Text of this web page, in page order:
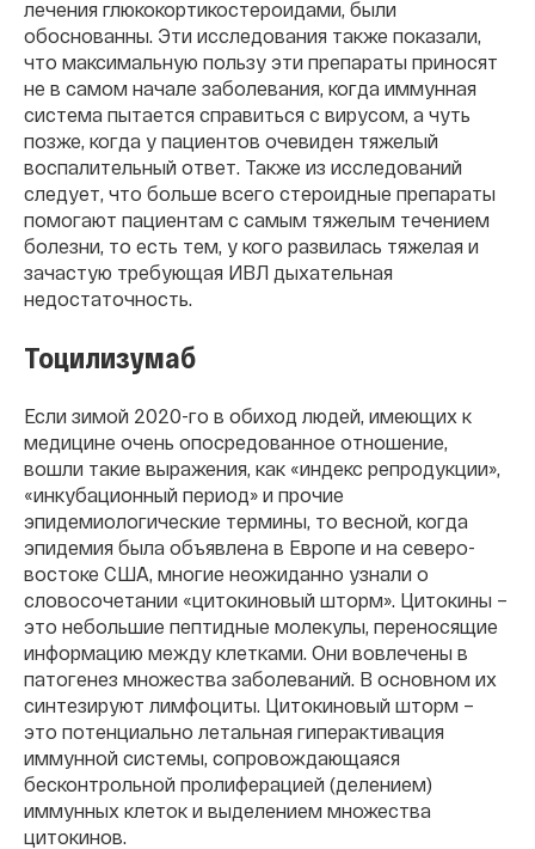
лечения глюкокортикостероидами, были
обоснованны. Эти исследования также показали,
что максимальную пользу эти препараты приносят
не в самом начале заболевания, когда иммунная
система пытается справиться с вирусом, а чуть
позже, когда у пациентов очевиден тяжелый
воспалительный ответ. Также из исследований
следует, что больше всего стероидные препараты
помогают пациентам с самым тяжелым течением
болезни, то есть тем, у кого развилась тяжелая и
зачастую требующая ИВЛ дыхательная
недостаточность.
Тоцилизумаб
Если зимой 2020-го в обиход людей, имеющих к
медицине очень опосредованное отношение,
вошли такие выражения, как «индекс репродукции»,
«инкубационный период» и прочие
эпидемиологические термины, то весной, когда
эпидемия была объявлена в Европе и на северо-
востоке США, многие неожиданно узнали о
словосочетании «цитокиновый шторм». Цитокины –
это небольшие пептидные молекулы, переносящие
информацию между клетками. Они вовлечены в
патогенез множества заболеваний. В основном их
синтезируют лимфоциты. Цитокиновый шторм –
это потенциально летальная гиперактивация
иммунной системы, сопровождающаяся
бесконтрольной пролиферацией (делением)
иммунных клеток и выделением множества
цитокинов.